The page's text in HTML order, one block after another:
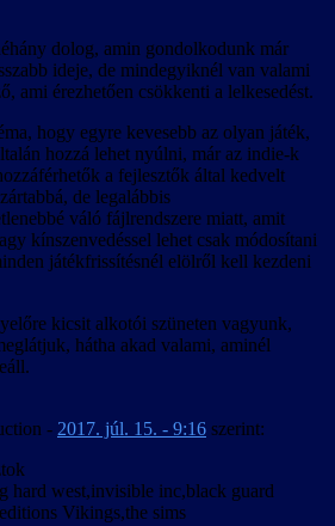
dolog, amin gondolkodunk már
ideje, de mindegyiknél van valami
ami érezhetően csökkenti a lelkesedést.
hogy egyre kevesebb az olyan játék,
hozzá lehet nyúlni, már az indie-k
a fejlesztők által kedvelt
de legalábbis
váló fájlrendszere miatt, amit
kínszenvedéssel lehet csak módosítani
játékfrissítésnél elölről kell kezdeni
kicsit alkotói szüneten vagyunk,
hátha akad valami, aminél
- 2017. júl. 15. - 9:16 szerint:
hard west,invisible inc,black guard
Vikings,the sims